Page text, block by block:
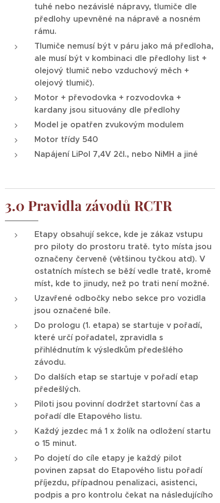
tuhé nebo nezávislé nápravy, tlumiče dle
předlohy upevněné na nápravě a nosném
rámu.
Tlumiče nemusí být v páru jako má předloha,
ale musí být v kombinaci dle předlohy list +
olejový tlumič nebo vzduchový měch +
olejový tlumič).
Motor + převodovka + rozvodovka +
kardany jsou situovány dle předlohy
Model je opatřen zvukovým modulem
Motor třídy 540
Napájení LiPol 7,4V 2čl., nebo NiMH a jiné
3.0 Pravidla závodů RCTR
Etapy obsahují sekce, kde je zákaz vstupu
pro piloty do prostoru tratě. tyto místa jsou
označeny červeně (většinou tyčkou atd). V
ostatních místech se běží vedle tratě, kromě
míst, kde to jinudy, než po trati není možné.
Uzavřené odbočky nebo sekce pro vozidla
jsou označené bíle.
Do prologu (1. etapa) se startuje v pořadí,
které určí pořadatel, zpravidla s
přihlédnutím k výsledkům předešlého
závodu.
Do dalších etap se startuje v pořadí etap
předešlých.
Piloti jsou povinní dodržet startovní čas a
pořadí dle Etapového listu.
Každý jezdec má 1 x žolík na odložení startu
o 15 minut.
Po dojetí do cíle etapy je každý pilot
povinen zapsat do Etapového listu pořadí
příjezdu, případnou penalizaci, asistenci,
podpis a pro kontrolu čekat na následujícího